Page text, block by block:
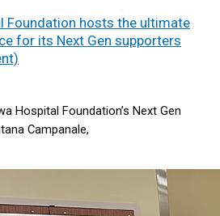
Foundation hosts the ultimate
for its Next Gen supporters
Hospital Foundation’s Next Gen
Campanale,